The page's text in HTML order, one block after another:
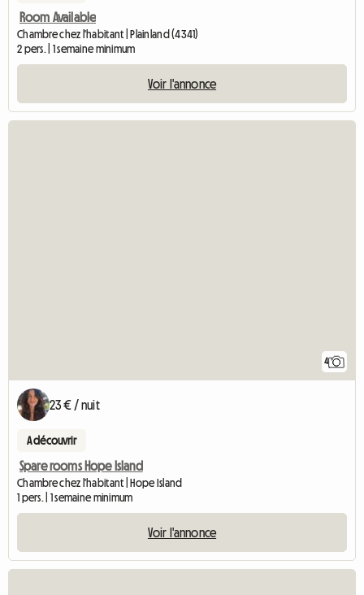
Room Available
Chambre chez l'habitant | Plainland (4341)
2 pers. | 1 semaine minimum
Voir l'annonce
4
23 € / nuit
A découvrir
Spare rooms Hope Island
Chambre chez l'habitant | Hope Island
1 pers. | 1 semaine minimum
Voir l'annonce